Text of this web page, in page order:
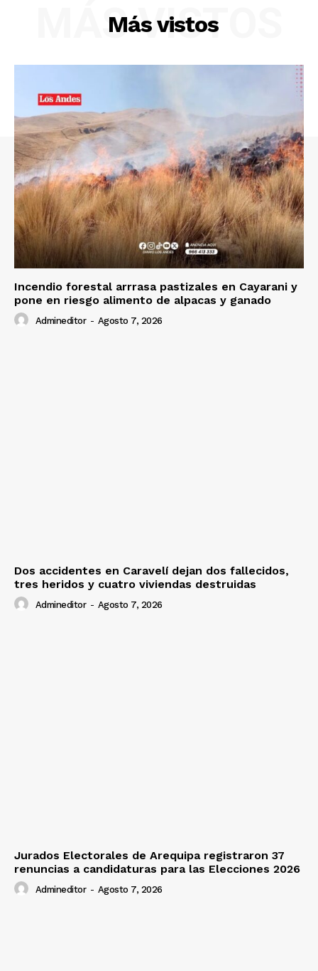
Diario los Andes
Nosotros
Contacto
Prensa
Más vistos
MÁS VISTOS
Incendio forestal arrrasa pastizales en Cayarani y
pone en riesgo alimento de alpacas y ganado
Admineditor - Agosto 7, 2026
Dos accidentes en Caravelí dejan dos fallecidos,
tres heridos y cuatro viviendas destruidas
Admineditor - Agosto 7, 2026
Jurados Electorales de Arequipa registraron 37
renuncias a candidaturas para las Elecciones 2026
Admineditor - Agosto 7, 2026